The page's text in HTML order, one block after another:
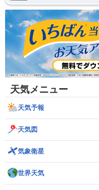
天気メニュー
天気予報
天気図
気象衛星
世界天気